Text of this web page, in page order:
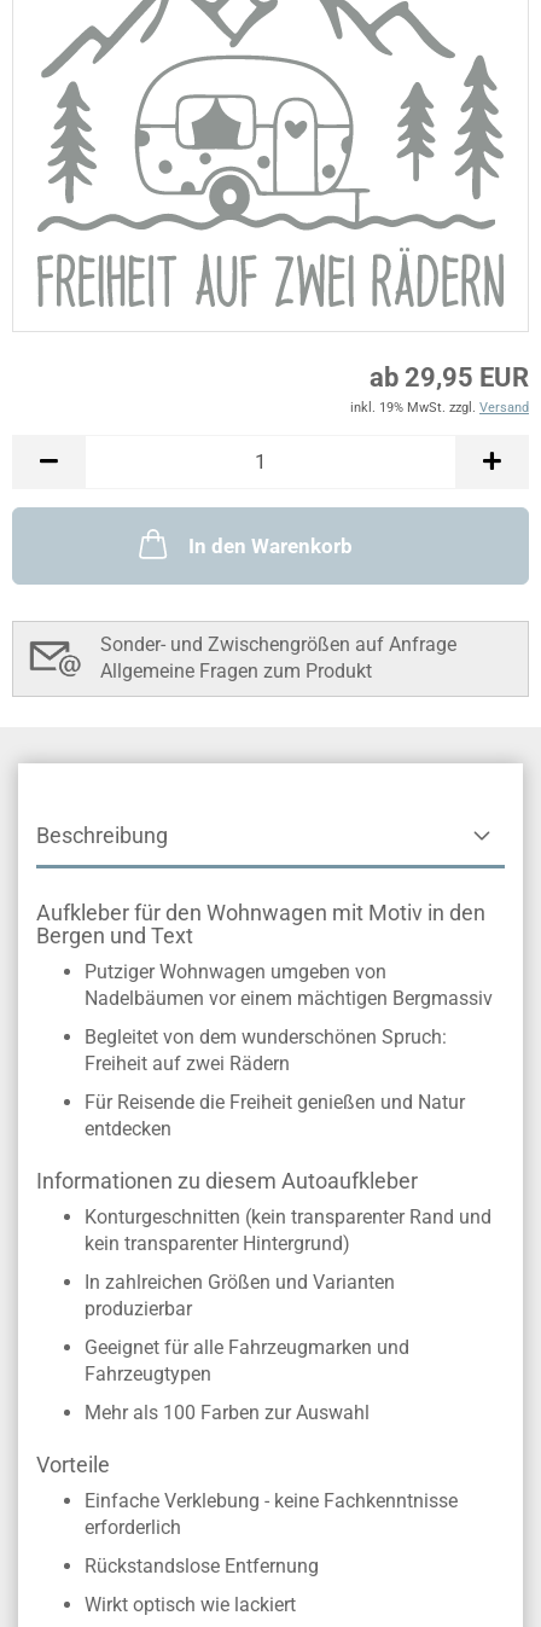
ab 29,95 EUR
inkl. 19% MwSt. zzgl. Versand
In den Warenkorb
Sonder- und Zwischengrößen auf Anfrage
Allgemeine Fragen zum Produkt
Beschreibung
Aufkleber für den Wohnwagen mit Motiv in den
Bergen und Text
Putziger Wohnwagen umgeben von
Nadelbäumen vor einem mächtigen Bergmassiv
Begleitet von dem wunderschönen Spruch:
Freiheit auf zwei Rädern
Für Reisende die Freiheit genießen und Natur
entdecken
Informationen zu diesem Autoaufkleber
Konturgeschnitten (kein transparenter Rand und
kein transparenter Hintergrund)
In zahlreichen Größen und Varianten
produzierbar
Geeignet für alle Fahrzeugmarken und
Fahrzeugtypen
Mehr als 100 Farben zur Auswahl
Vorteile
Einfache Verklebung - keine Fachkenntnisse
erforderlich
Rückstandslose Entfernung
Wirkt optisch wie lackiert